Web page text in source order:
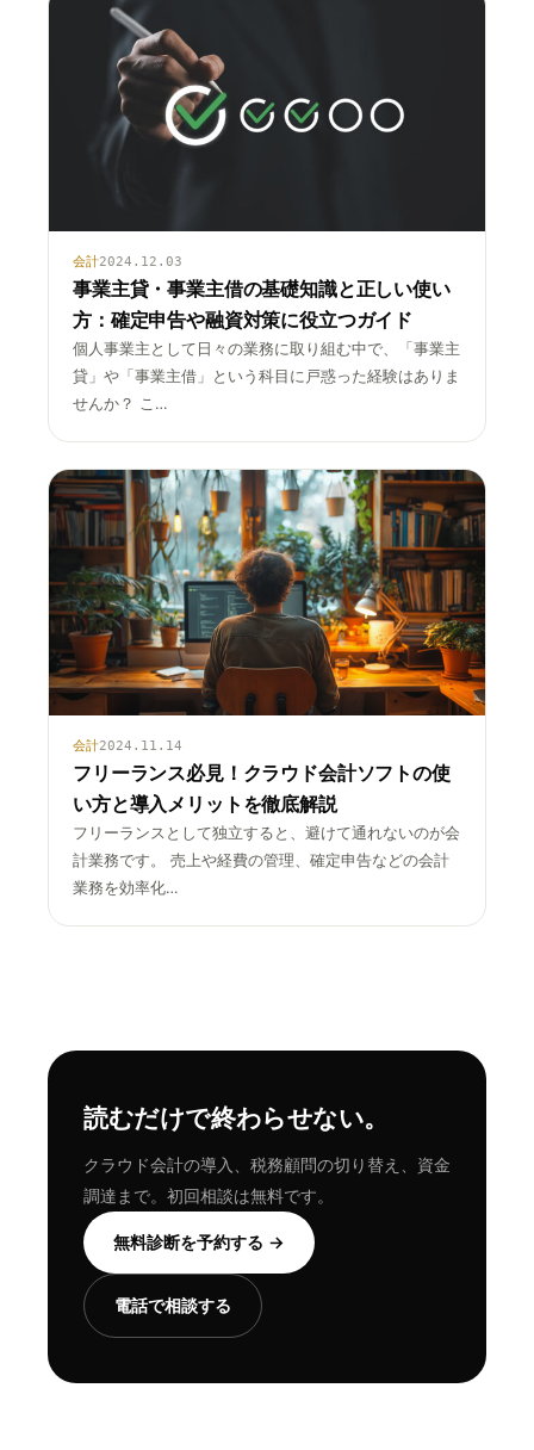
会計2024.12.03
事業主貸・事業主借の基礎知識と正しい使い
方：確定申告や融資対策に役立つガイド
個人事業主として日々の業務に取り組む中で、「事業主
貸」や「事業主借」という科目に戸惑った経験はありま
せんか？ こ…
会計2024.11.14
フリーランス必見！クラウド会計ソフトの使
い方と導入メリットを徹底解説
フリーランスとして独立すると、避けて通れないのが会
計業務です。 売上や経費の管理、確定申告などの会計
業務を効率化…
読むだけで終わらせない。
クラウド会計の導入、税務顧問の切り替え、資金
調達まで。初回相談は無料です。
無料診断を予約する →
電話で相談する